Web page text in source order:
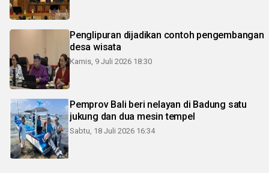
Penglipuran dijadikan contoh pengembangan
desa wisata
Kamis, 9 Juli 2026 18:30
Pemprov Bali beri nelayan di Badung satu
jukung dan dua mesin tempel
Sabtu, 18 Juli 2026 16:34